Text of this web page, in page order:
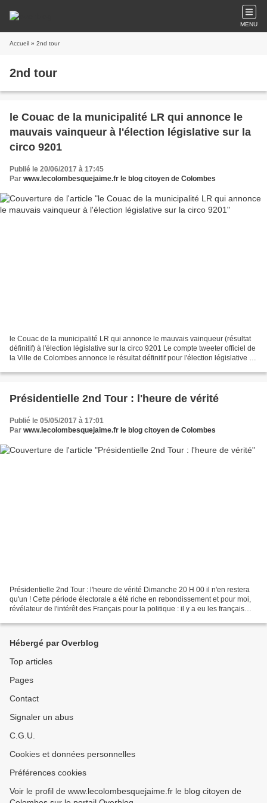
MENU
Accueil » 2nd tour
2nd tour
le Couac de la municipalité LR qui annonce le
mauvais vainqueur à l'élection législative sur la
circo 9201
Publié le 20/06/2017 à 17:45
Par www.lecolombesquejaime.fr le blog citoyen de Colombes
le Couac de la municipalité LR qui annonce le mauvais vainqueur (résultat
définitif) à l'élection législative sur la circo 9201 Le compte tweeter officiel de
la Ville de Colombes annonce le résultat définitif pour l'élection législative en
Présidentielle 2nd Tour : l'heure de vérité
Publié le 05/05/2017 à 17:01
Par www.lecolombesquejaime.fr le blog citoyen de Colombes
Présidentielle 2nd Tour : l'heure de vérité Dimanche 20 H 00 il n'en restera
qu'un ! Cette période électorale a été riche en rebondissement et pour moi,
révélateur de l'intérêt des Français pour la politique : il y a eu les français
Hébergé par Overblog
Top articles
Pages
Contact
Signaler un abus
C.G.U.
Cookies et données personnelles
Préférences cookies
Voir le profil de www.lecolombesquejaime.fr le blog citoyen de